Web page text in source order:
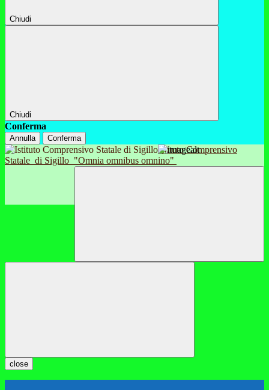
Chiudi
Chiudi
Conferma
Annulla Conferma
Istituto Comprensivo
Statale di Sigillo "Omnia omnibus omnino"
close